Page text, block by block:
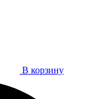
В корзину